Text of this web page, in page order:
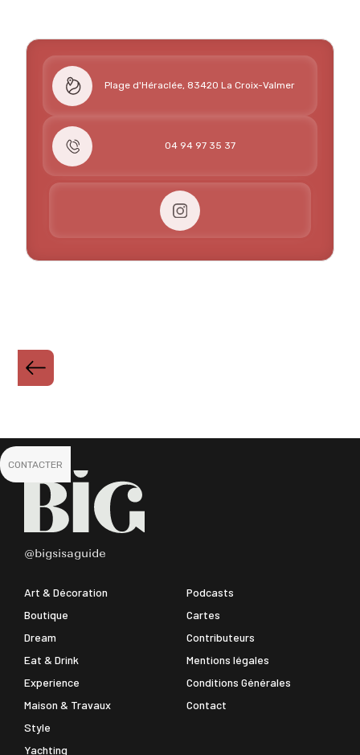
Plage d'Héraclée, 83420 La Croix-Valmer
04 94 97 35 37
CONTACTER
@bigsisaguide
Art & Décoration
Boutique
Dream
Eat & Drink
Experience
Maison & Travaux
Style
Yachting
Podcasts
Cartes
Contributeurs
Mentions légales
Conditions Générales
Contact